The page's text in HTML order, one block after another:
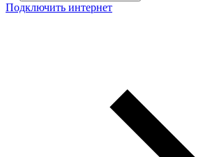
Подключить интернет